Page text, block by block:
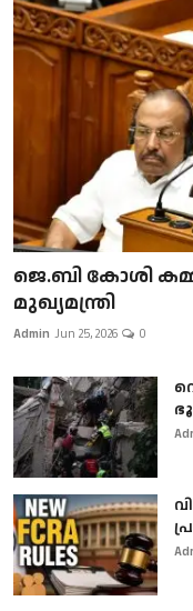
ജെ.ബി കോശി
മുഖ്യമന്ത്രി
Admin Jun 25, 2026 0